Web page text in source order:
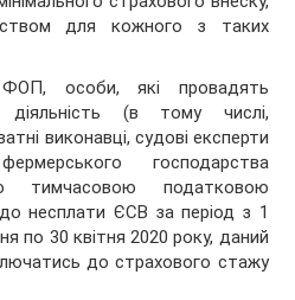
для кожного з таких
особи, які провадять
діяльність (в тому числі,
виконавці, судові експерти
господарства
тимчасовою податковою
несплати ЄСВ за період з 1
по 30 квітня 2020 року, даний
до страхового стажу